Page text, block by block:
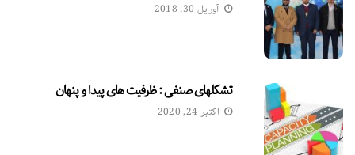
آوریل 30, 2018
تشکلهای صنفی : ظرفيت های پیدا و پنهان
اکتبر 24, 2020